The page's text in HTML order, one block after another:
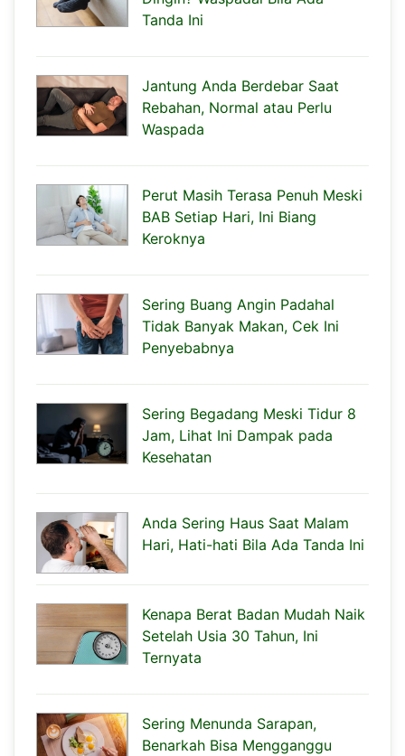
Tanda Ini
Jantung Anda Berdebar Saat
Rebahan, Normal atau Perlu
Waspada
Perut Masih Terasa Penuh Meski
BAB Setiap Hari, Ini Biang
Keroknya
Sering Buang Angin Padahal
Tidak Banyak Makan, Cek Ini
Penyebabnya
Sering Begadang Meski Tidur 8
Jam, Lihat Ini Dampak pada
Kesehatan
Anda Sering Haus Saat Malam
Hari, Hati-hati Bila Ada Tanda Ini
Kenapa Berat Badan Mudah Naik
Setelah Usia 30 Tahun, Ini
Ternyata
Sering Menunda Sarapan,
Benarkah Bisa Mengganggu